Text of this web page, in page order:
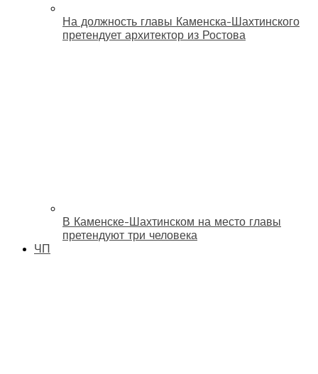
На должность главы Каменска-Шахтинского
претендует архитектор из Ростова
В Каменске-Шахтинском на место главы
претендуют три человека
ЧП